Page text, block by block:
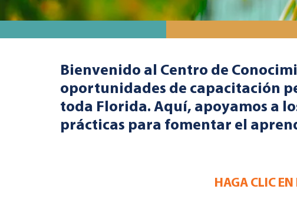
Bienvenido al Centro de
oportunidades de capacitación
toda Florida. Aquí, apoyamos a
prácticas para fomentar el
HAGA CLIC EN